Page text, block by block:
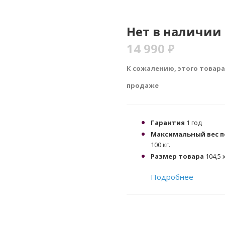
Нет в наличии
14 990 ₽
К сожалению, этого
продаже
Гарантия 1 год
Максимальный вес
100 кг.
Размер товара 104,5
Подробнее